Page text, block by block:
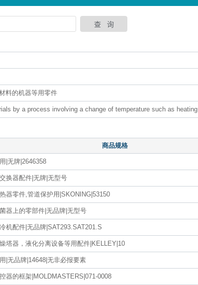
料的机器等用零件
by a process involving a change of temperature such as heating
商品规格
|无牌|2646358
换器配件|无牌|无型号
器零件,管道保护用|SKONING|53150
器上的零部件|无品牌|无型号
机配件|无品牌|SAT293.SAT201.S
塔器，液化分离设备等用配件|KELLEY|10
|无品牌|14648|无非必报要素
器的框架|MOLDMASTERS|071-0008